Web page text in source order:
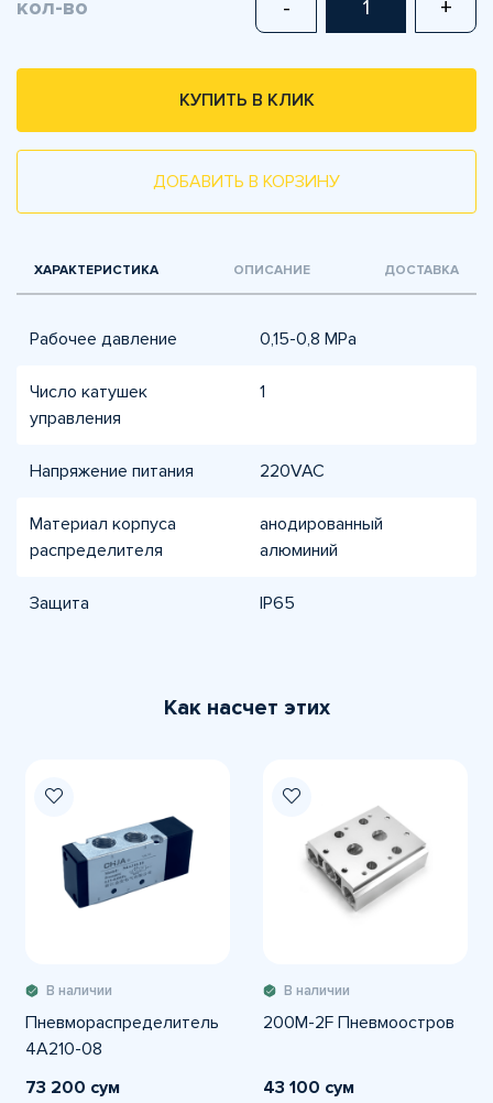
кол-во - +
КУПИТЬ В КЛИК
ДОБАВИТЬ В КОРЗИНУ
ХАРАКТЕРИСТИКА ОПИСАНИЕ ДОСТАВКА
Рабочее давление 0,15-0,8 МPа
Число катушек
управления
1
Напряжение питания 220VAC
Материал корпуса
распределителя
анодированный
алюминий
Защита IP65
Как насчет этих
В наличии
Пневмораспределитель
4А210-08
73 200 сум
В наличии
200M-2F Пневмоостров
43 100 сум